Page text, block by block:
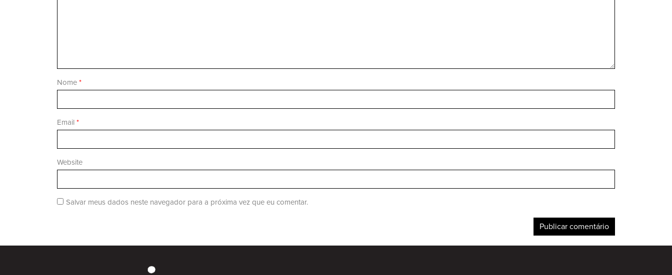
Nome *
Email *
Website
Salvar meus dados neste navegador para a próxima vez que eu comentar.